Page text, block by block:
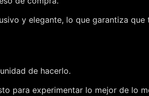
y elegante, lo que garantiza que
de hacerlo.
para experimentar lo mejor de lo